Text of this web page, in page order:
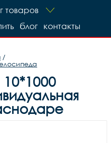
товаров
контакты
блог
/
10*1000